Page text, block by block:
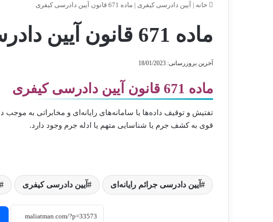
خانه | آیین دادرسی کیفری | ماده 671 قانون آیین دادرسی کیفری
ماده 671 قانون آیین دادرسی کیفری
آخرین بروزرسانی: 18/01/2023
ماده 671 قانون آیین دادرسی کیفری
قوی به کشف جرم یا شناسایی متهم یا ادله جرم وجود دارد.
آیین دادرسی جرائم رایانه‌ای آیین دادرسی کیفری